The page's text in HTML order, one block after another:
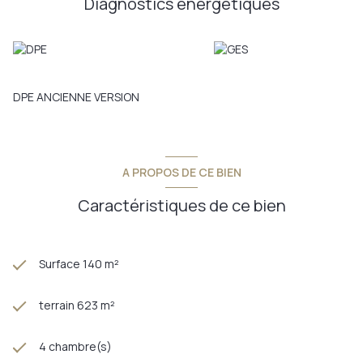
le secteur. Visite immersive disponible sur demande. Contact
Annonce proposée par un agent commercial
DPE ANCIENNE VERSION
A PROPOS DE CE BIEN
Caractéristiques de ce bien
Surface 140 m²
terrain 623 m²
4 chambre(s)